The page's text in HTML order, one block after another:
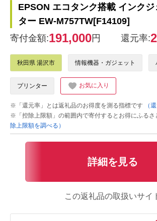
EPSON エコタンク搭載 インク
ター EW-M757TW[F14109]
寄付金額:191,000円 還元率:
秋田県 湯沢市 情報機器・ガジェット
プリンター お気に入り
※「還元率」とは返礼品のお得度を測る指標です
（
※「控除上限額」の範囲内で寄付するとお得にふるさ
除上限額を調べる）
詳細を見る
この返礼品の取扱いサイ